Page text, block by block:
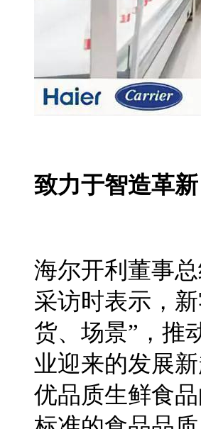
致力于智造革新
海尔开利董事
采访时表示，
货、场景”，推
业迎来的发展
优品质生鲜食